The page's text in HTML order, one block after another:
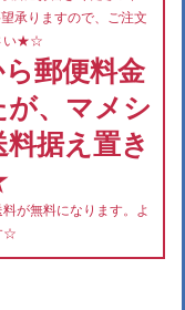
承りますので、ご注文
い★☆
郵便料金
、マメシ
据え置き
が無料になります。よ
☆